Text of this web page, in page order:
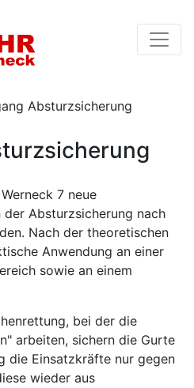
Absturzsicherung
7 neue
Absturzsicherung nach
Nach der theoretischen
Anwendung an einer
sowie an einem
bei der die
arbeiten, sichern die Gurte
die Einsatzkräfte nur gegen
wieder aus